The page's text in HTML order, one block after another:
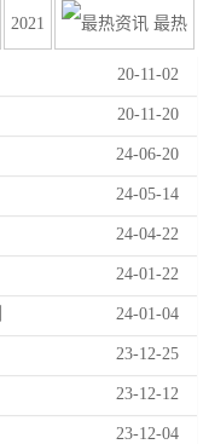
2021 最热
20-11-02
20-11-20
24-06-20
24-05-14
24-04-22
24-01-22
24-01-04
23-12-25
23-12-12
23-12-04